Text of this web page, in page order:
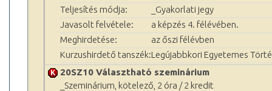
Teljesítés módja:
_Gyakorlati jegy
Javasolt felvétele:
a képzés 4. félévében.
Meghirdetése:
az őszi félévben
Kurzushirdető tanszék:Legújabbkori Egyetemes
20SZ10 Választható szeminárium
_Szeminárium, kötelező, 2 óra / 2 kredit